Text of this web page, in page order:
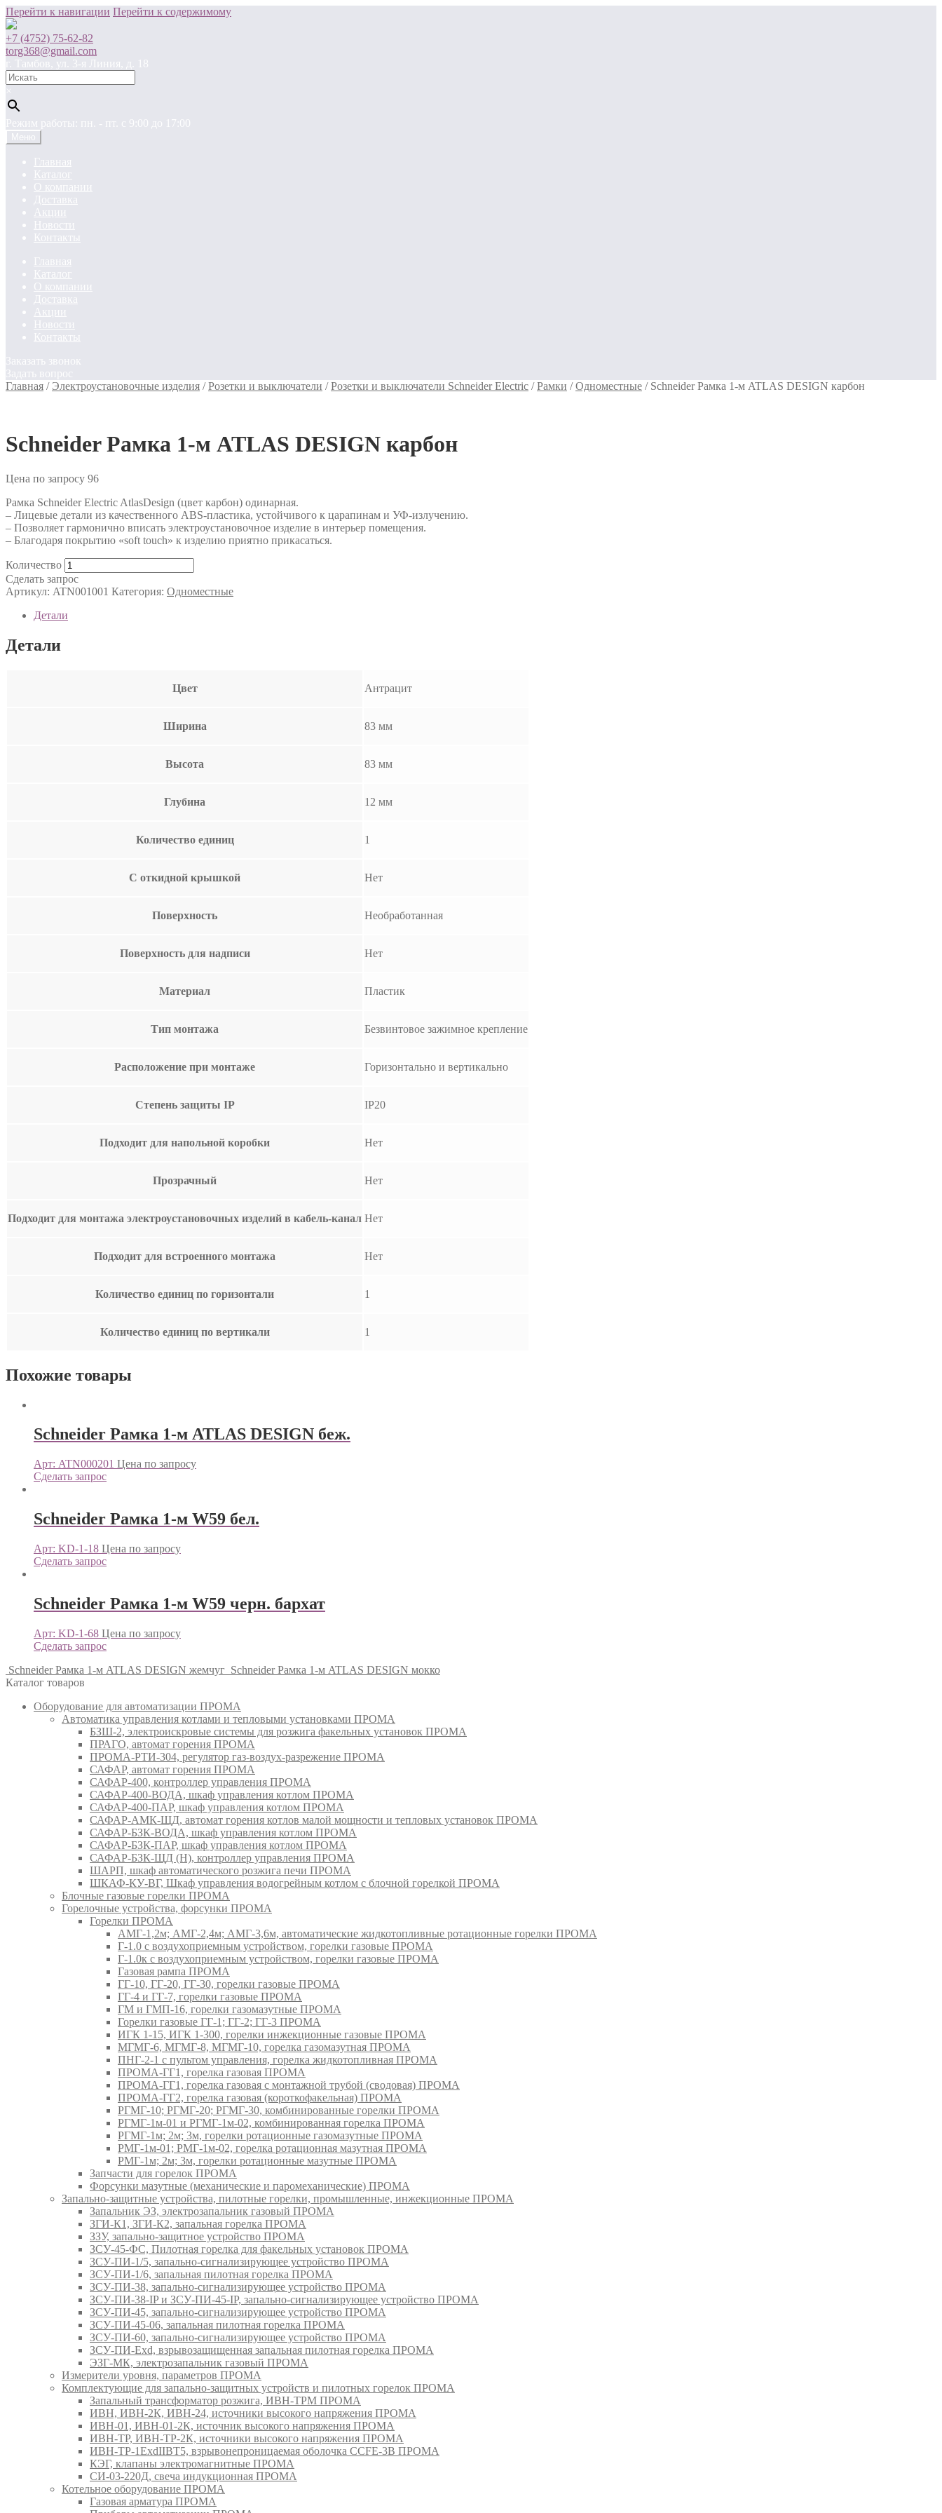
Перейти к навигации Перейти к содержимому
+7 (4752) 75-62-82
torg368@gmail.com
г. Тамбов, ул. 3-я Линия, д. 18
×
Режим работы: пн. - пт. c 9:00 до 17:00
Меню
Главная
Каталог
О компании
Доставка
Акции
Новости
Контакты
Главная
Каталог
О компании
Доставка
Акции
Новости
Контакты
Заказать звонок
Задать вопрос
Главная / Электроустановочные изделия /Розетки и выключатели /Розетки и выключатели Schneider Electric /Рамки /Одноместные / Schneider Рамка 1-м ATLAS DESIGN карбон
Schneider Рамка 1-м ATLAS DESIGN карбон
Цена по запросу 96
Рамка Schneider Electric AtlasDesign (цвет карбон) одинарная.
– Лицевые детали из качественного ABS-пластика, устойчивого к царапинам и УФ-излучению.
– Позволяет гармонично вписать электроустановочное изделие в интерьер помещения.
– Благодаря покрытию «soft touch» к изделию приятно прикасаться.
Количество
Сделать запрос
Артикул: ATN001001 Категория: Одноместные
Детали
Детали
Цвет Антрацит
Ширина 83 мм
Высота 83 мм
Глубина 12 мм
Количество единиц 1
С откидной крышкой Нет
Поверхность Необработанная
Поверхность для надписи Нет
Материал Пластик
Тип монтажа Безвинтовое зажимное крепление
Расположение при монтаже Горизонтально и вертикально
Степень защиты IP IP20
Подходит для напольной коробки Нет
Прозрачный Нет
Подходит для монтажа электроустановочных изделий в кабель-канал Нет
Подходит для встроенного монтажа Нет
Количество единиц по горизонтали 1
Количество единиц по вертикали 1
Похожие товары
Schneider Рамка 1-м ATLAS DESIGN беж.
Арт: ATN000201 Цена по запросу
Сделать запрос
Schneider Рамка 1-м W59 бел.
Арт: KD-1-18 Цена по запросу
Сделать запрос
Schneider Рамка 1-м W59 черн. бархат
Арт: KD-1-68 Цена по запросу
Сделать запрос
Schneider Рамка 1-м ATLAS DESIGN жемчуг Schneider Рамка 1-м ATLAS DESIGN мокко
Каталог товаров
Оборудование для автоматизации ПРОМА
Автоматика управления котлами и тепловыми установками ПРОМА
БЗШ-2, электроискровые системы для розжига факельных установок ПРОМА
ПРАГО, автомат горения ПРОМА
ПРОМА-РТИ-304, регулятор газ-воздух-разрежение ПРОМА
САФАР, автомат горения ПРОМА
САФАР-400, контроллер управления ПРОМА
САФАР-400-ВОДА, шкаф управления котлом ПРОМА
САФАР-400-ПАР, шкаф управления котлом ПРОМА
САФАР-АМК-ЩД, автомат горения котлов малой мощности и тепловых установок ПРОМА
САФАР-БЗК-ВОДА, шкаф управления котлом ПРОМА
САФАР-БЗК-ПАР, шкаф управления котлом ПРОМА
САФАР-БЗК-ЩД (Н), контроллер управления ПРОМА
ШАРП, шкаф автоматического розжига печи ПРОМА
ШКАФ-КУ-ВГ, Шкаф управления водогрейным котлом с блочной горелкой ПРОМА
Блочные газовые горелки ПРОМА
Горелочные устройства, форсунки ПРОМА
Горелки ПРОМА
АМГ-1,2м; АМГ-2,4м; АМГ-3,6м, автоматические жидкотопливные ротационные горелки ПРОМА
Г-1.0 с воздухоприемным устройством, горелки газовые ПРОМА
Г-1.0к с воздухоприемным устройством, горелки газовые ПРОМА
Газовая рампа ПРОМА
ГГ-10, ГГ-20, ГГ-30, горелки газовые ПРОМА
ГГ-4 и ГГ-7, горелки газовые ПРОМА
ГМ и ГМП-16, горелки газомазутные ПРОМА
Горелки газовые ГГ-1; ГГ-2; ГГ-3 ПРОМА
ИГК 1-15, ИГК 1-300, горелки инжекционные газовые ПРОМА
МГМГ-6, МГМГ-8, МГМГ-10, горелка газомазутная ПРОМА
ПНГ-2-1 с пультом управления, горелка жидкотопливная ПРОМА
ПРОМА-ГГ1, горелка газовая ПРОМА
ПРОМА-ГГ1, горелка газовая с монтажной трубой (сводовая) ПРОМА
ПРОМА-ГГ2, горелка газовая (короткофакельная) ПРОМА
РГМГ-10; РГМГ-20; РГМГ-30, комбинированные горелки ПРОМА
РГМГ-1м-01 и РГМГ-1м-02, комбинированная горелка ПРОМА
РГМГ-1м; 2м; 3м, горелки ротационные газомазутные ПРОМА
РМГ-1м-01; РМГ-1м-02, горелка ротационная мазутная ПРОМА
РМГ-1м; 2м; 3м, горелки ротационные мазутные ПРОМА
Запчасти для горелок ПРОМА
Форсунки мазутные (механические и паромеханические) ПРОМА
Запально-защитные устройства, пилотные горелки, промышленные, инжекционные ПРОМА
Запальник ЭЗ, электрозапальник газовый ПРОМА
ЗГИ-К1, ЗГИ-К2, запальная горелка ПРОМА
ЗЗУ, запально-защитное устройство ПРОМА
ЗСУ-45-ФС, Пилотная горелка для факельных установок ПРОМА
ЗСУ-ПИ-1/5, запально-сигнализирующее устройство ПРОМА
ЗСУ-ПИ-1/6, запальная пилотная горелка ПРОМА
ЗСУ-ПИ-38, запально-сигнализирующее устройство ПРОМА
ЗСУ-ПИ-38-IP и ЗСУ-ПИ-45-IP, запально-сигнализирующее устройство ПРОМА
ЗСУ-ПИ-45, запально-сигнализирующее устройство ПРОМА
ЗСУ-ПИ-45-06, запальная пилотная горелка ПРОМА
ЗСУ-ПИ-60, запально-сигнализирующее устройство ПРОМА
ЗСУ-ПИ-Exd, взрывозащищенная запальная пилотная горелка ПРОМА
ЭЗГ-МК, электрозапальник газовый ПРОМА
Измерители уровня, параметров ПРОМА
Комплектующие для запально-защитных устройств и пилотных горелок ПРОМА
Запальный трансформатор розжига, ИВН-ТРМ ПРОМА
ИВН, ИВН-2К, ИВН-24, источники высокого напряжения ПРОМА
ИВН-01, ИВН-01-2К, источник высокого напряжения ПРОМА
ИВН-ТР, ИВН-ТР-2К, источники высокого напряжения ПРОМА
ИВН-ТР-1ExdIIBT5, взрывонепроницаемая оболочка CCFE-3B ПРОМА
КЭГ, клапаны электромагнитные ПРОМА
СИ-03-220Д, свеча индукционная ПРОМА
Котельное оборудование ПРОМА
Газовая арматура ПРОМА